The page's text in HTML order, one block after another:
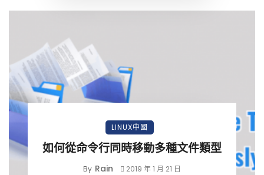
LINUX中國
如何從命令行同時移動多種文件類型
By Rain 2019 年 1 月 21 日